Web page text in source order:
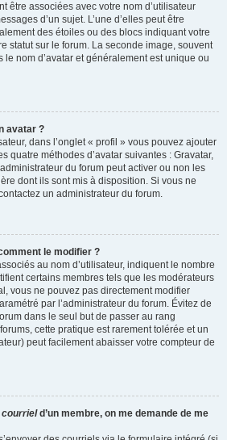
être associées avec votre nom d’utilisateur
d’un sujet. L’une d’elles peut être
des étoiles ou des blocs indiquant votre
statut sur le forum. La seconde image, souvent
nom d’avatar et généralement est unique ou
avatar ?
dans l’onglet « profil » vous pouvez ajouter
quatre méthodes d’avatar suivantes : Gravatar,
du forum peut activer ou non les
dont ils sont mis à disposition. Si vous ne
un administrateur du forum.
le modifier ?
au nom d’utilisateur, indiquent le nombre
certains membres tels que les modérateurs
vous ne pouvez pas directement modifier
par l’administrateur du forum. Évitez de
dans le seul but de passer au rang
cette pratique est rarement tolérée et un
peut facilement abaisser votre compteur de
courrield’un membre, on me demande de me